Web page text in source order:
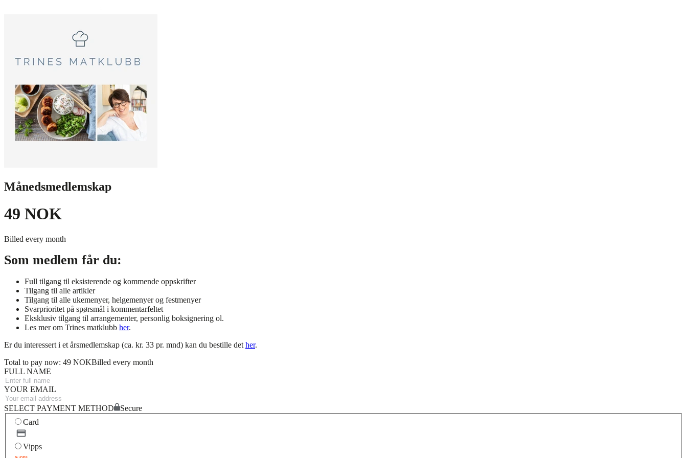
Månedsmedlemskap
49 NOK
Billed every month
Som medlem får du:
Full tilgang til eksisterende og kommende oppskrifter
Tilgang til alle artikler
Tilgang til alle ukemenyer, helgemenyer og festmenyer
Svarprioritet på spørsmål i kommentarfeltet
Eksklusiv tilgang til arrangementer, personlig boksignering ol.
Les mer om Trines matklubb her.
Er du interessert i et årsmedlemskap (ca. kr. 33 pr. mnd) kan du bestille det her.
Total to pay now: 49 NOKBilled every month
FULL NAME
YOUR EMAIL
SELECT PAYMENT METHOD
Secure
Card
Vipps